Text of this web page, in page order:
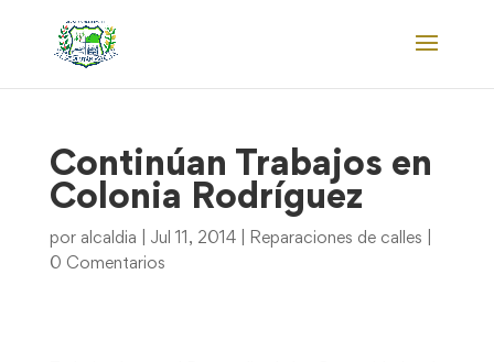
Continúan Trabajos en
Colonia Rodríguez
por alcaldia Jul 11, 2014| Reparaciones de calles
0 Comentarios